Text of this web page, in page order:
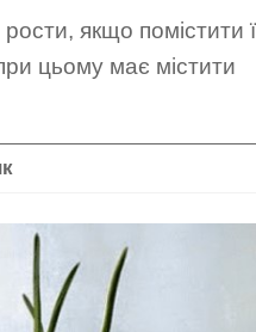
якщо помістити
цьому має містити